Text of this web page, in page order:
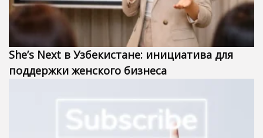
She’s Next в Узбекистане: инициатива для
поддержки женского бизнеса